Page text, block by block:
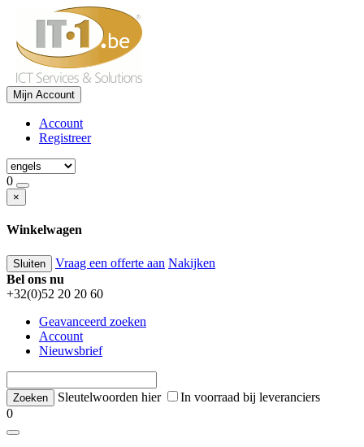
Mijn Account
Account
Registreer
0
×
Winkelwagen
Sluiten Vraag een offerte aan Nakijken
Bel ons nu
+32(0)52 20 20 60
Geavanceerd zoeken
Account
Nieuwsbrief
Sleutelwoorden hier
In voorraad bij leveranciers
0